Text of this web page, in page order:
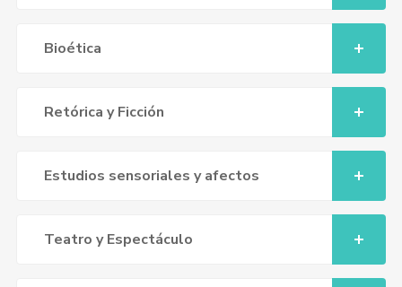
Bioética
Retórica y Ficción
Estudios sensoriales y afectos
Teatro y Espectáculo